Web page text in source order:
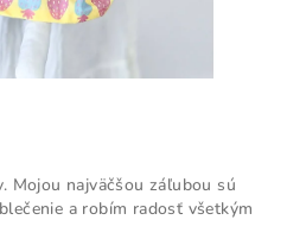
Mojou najväčšou záľubou sú
a robím radosť všetkým